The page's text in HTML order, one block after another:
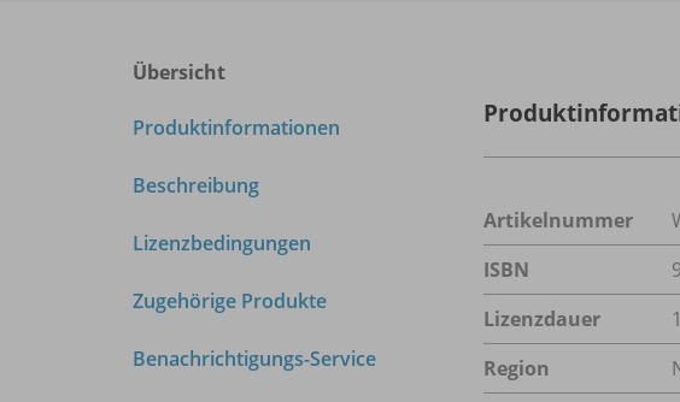
Übersicht
Produktinformationen
Beschreibung
Lizenzbedingungen
Zugehörige Produkte
Benachrichtigungs-Service
Artikelnummer
ISBN
Lizenzdauer
Region